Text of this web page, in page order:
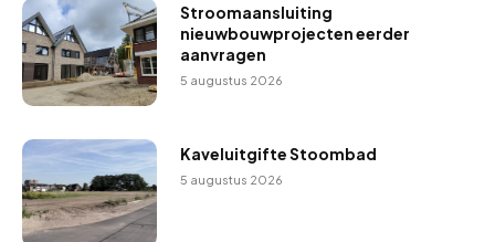
Stroomaansluiting
nieuwbouwprojecten eerder
aanvragen
5 augustus 2026
Kaveluitgifte Stoombad
5 augustus 2026